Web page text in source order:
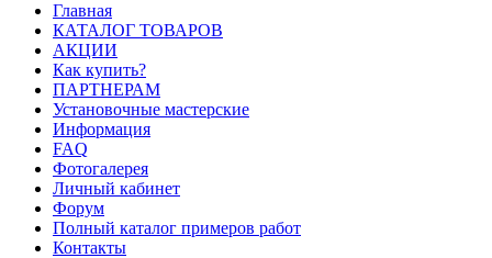
Главная
КАТАЛОГ ТОВАРОВ
АКЦИИ
Как купить?
ПАРТНЕРАМ
Установочные мастерские
Информация
FAQ
Фотогалерея
Личный кабинет
Форум
Полный каталог примеров работ
Контакты